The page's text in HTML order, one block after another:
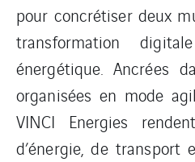
pour concrétiser deux
transformation
énergétique. Ancrées
organisées en mode
VINCI Energies
d’énergie, de transport